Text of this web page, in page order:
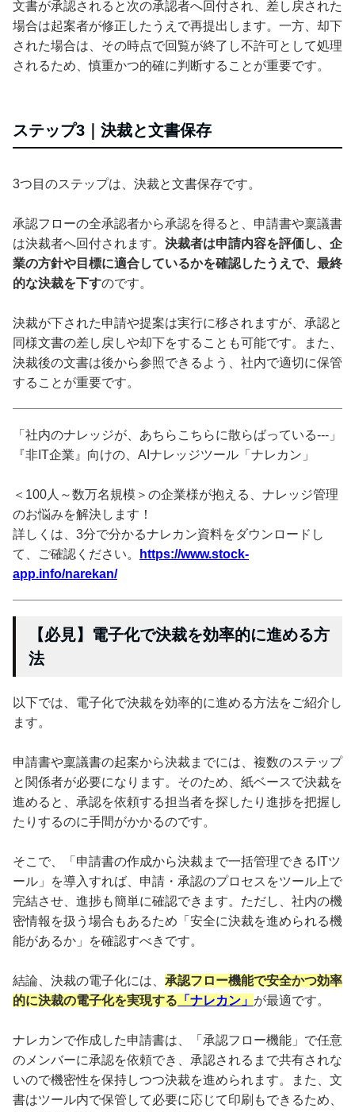
文書が承認されると次の承認者へ回付され、差し戻された
場合は起案者が修正したうえで再提出します。一方、却下
された場合は、その時点で回覧が終了し不許可として処理
されるため、慎重かつ的確に判断することが重要です。
ステップ3｜決裁と文書保存
3つ目のステップは、決裁と文書保存です。
承認フローの全承認者から承認を得ると、申請書や稟議書
は決裁者へ回付されます。 決裁者は申請内容を評価し、企
業の方針や目標に適合しているかを確認したうえで、最終
的な決裁を下すのです。
決裁が下された申請や提案は実行に移されますが、承認と
同様文書の差し戻しや却下をすることも可能です。また、
決裁後の文書は後から参照できるよう、社内で適切に保管
することが重要です。
「社内のナレッジが、あちらこちらに散らばっている---」
『非IT企業』向けの、AIナレッジツール「ナレカン」
＜100人～数万名規模＞の企業様が抱える、ナレッジ管理
のお悩みを解決します！
詳しくは、3分で分かるナレカン資料をダウンロードし
て、ご確認ください。
https://www.stock-
app.info/narekan/
【必見】電子化で決裁を効率的に進める方
法
以下では、電子化で決裁を効率的に進める方法をご紹介し
ます。
申請書や稟議書の起案から決裁までには、複数のステップ
と関係者が必要になります。そのため、紙ベースで決裁を
進めると、承認を依頼する担当者を探したり進捗を把握し
たりするのに手間がかかるのです。
そこで、「申請書の作成から決裁まで一括管理できるITツ
ール」を導入すれば、申請・承認のプロセスをツール上で
完結させ、進捗も簡単に確認できます。ただし、社内の機
密情報を扱う場合もあるため「安全に決裁を進められる機
能があるか」を確認すべきです。
結論、決裁の電子化には、 承認フロー機能で安全かつ効率
的に決裁の電子化を実現する 「ナレカン」 が最適です。
ナレカンで作成した申請書は、「承認フロー機能」で任意
のメンバーに承認を依頼でき、承認されるまで共有されな
いので機密性を保持しつつ決裁を進められます。また、文
書はツール内で保管して必要に応じて印刷もできるため、